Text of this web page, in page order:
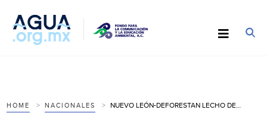
HOME NACIONALES